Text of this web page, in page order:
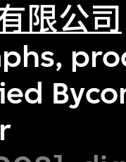
限公司